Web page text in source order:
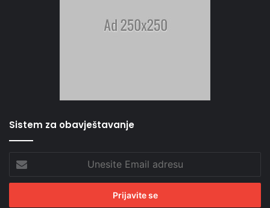
Sistem za obavještavanje
Email
adresu